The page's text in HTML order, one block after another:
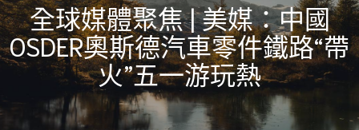
全球媒體聚焦 | 美媒：中國
OSDER奧斯德汽車零件鐵路“帶
火”五一游玩熱